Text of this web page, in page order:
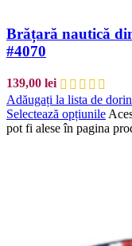
Brățară nautică
#4070
139,00 lei
Adăugați la lista de
Selectează opțiunile
pot fi alese în pagina